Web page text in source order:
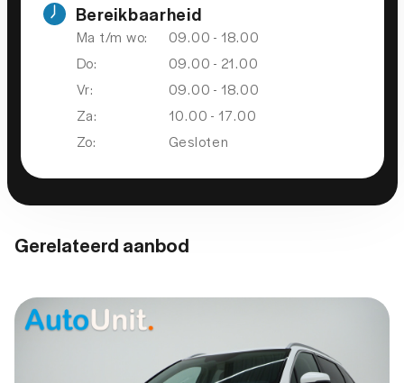
Volledig digitaal instrumentenpaneel
Bereikbaarheid
Ma t/m wo:
09.00 - 18.00
Do:
09.00 - 21.00
Vr:
09.00 - 18.00
Za:
10.00 - 17.00
Zo:
Gesloten
Gerelateerd aanbod